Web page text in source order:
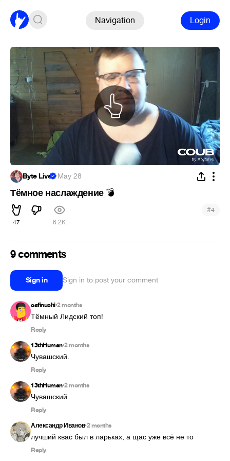
Navigation Login
Byte Live ·May 28
Тёмное наслаждение 💣
47 6.2K
#4
9 comments
Sign in Sign in to post your comment
cafinuchi•2 months
Тёмный Лидский топ!
Reply
13thHuman•2 months
Чувашский.
Reply
13thHuman•2 months
Чувашский
Reply
Александр Иванов•2 months
лучший квас был в ларьках, а щас уже всё не то
Reply